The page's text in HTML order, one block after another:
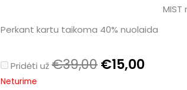
Perkant kartu taikoma 40% nuolaida
Pridėti už€39,00
price
was:
€15,00
price
is:
Neturime